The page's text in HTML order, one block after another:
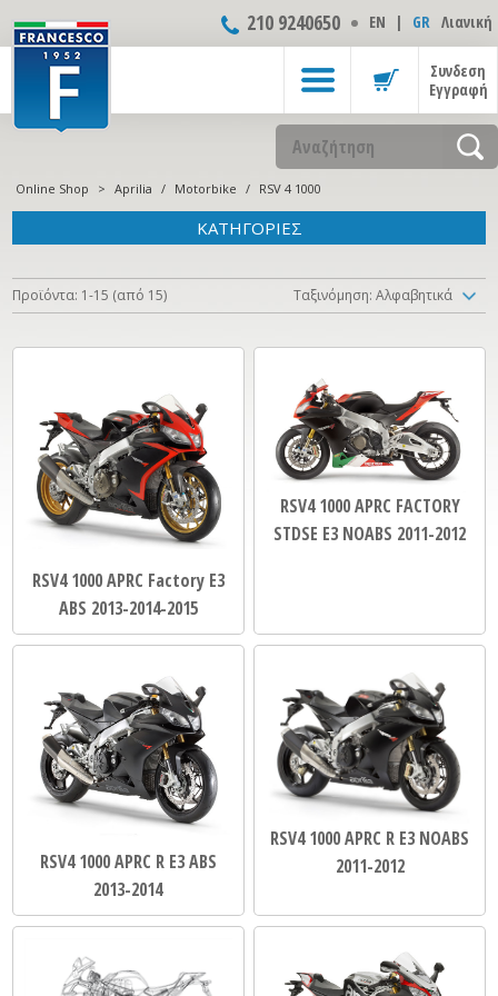
210 9240650 ΕΝ | GR Λιανική
Συνδεση
Εγγραφή
Online Shop > Aprilia / Motorbike / RSV 4 1000
ΚΑΤΗΓΟΡΙΕΣ
Προϊόντα: 1-15 (από 15) Ταξινόμηση: Αλφαβητικά
RSV4 1000 APRC Factory E3
ABS 2013-2014-2015
RSV4 1000 APRC FACTORY
STDSE E3 NOABS 2011-2012
RSV4 1000 APRC R E3 ABS
2013-2014
RSV4 1000 APRC R E3 NOABS
2011-2012